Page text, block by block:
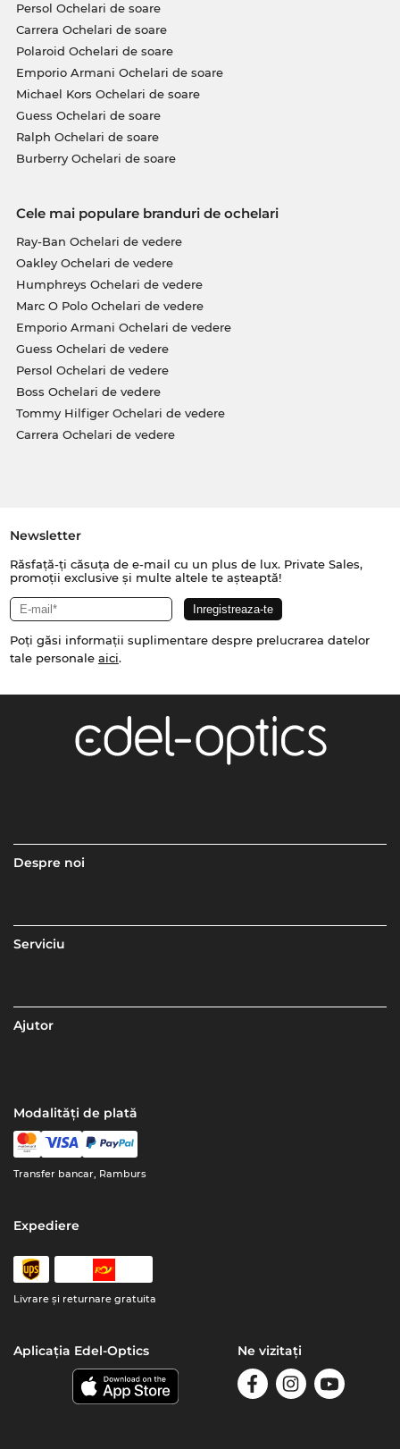
Persol Ochelari de soare
Carrera Ochelari de soare
Polaroid Ochelari de soare
Emporio Armani Ochelari de soare
Michael Kors Ochelari de soare
Guess Ochelari de soare
Ralph Ochelari de soare
Burberry Ochelari de soare
Cele mai populare branduri de ochelari
Ray-Ban Ochelari de vedere
Oakley Ochelari de vedere
Humphreys Ochelari de vedere
Marc O Polo Ochelari de vedere
Emporio Armani Ochelari de vedere
Guess Ochelari de vedere
Persol Ochelari de vedere
Boss Ochelari de vedere
Tommy Hilfiger Ochelari de vedere
Carrera Ochelari de vedere
Newsletter
Răsfață-ți căsuța de e-mail cu un plus de lux. Private Sales,
promoții exclusive și multe altele te așteaptă!
Poți găsi informații suplimentare despre prelucrarea datelor
tale personale aici.
Despre noi
Serviciu
Ajutor
Modalități de plată
Transfer bancar, Ramburs
Expediere
Livrare şi returnare gratuita
Aplicația Edel-Optics Ne vizitați